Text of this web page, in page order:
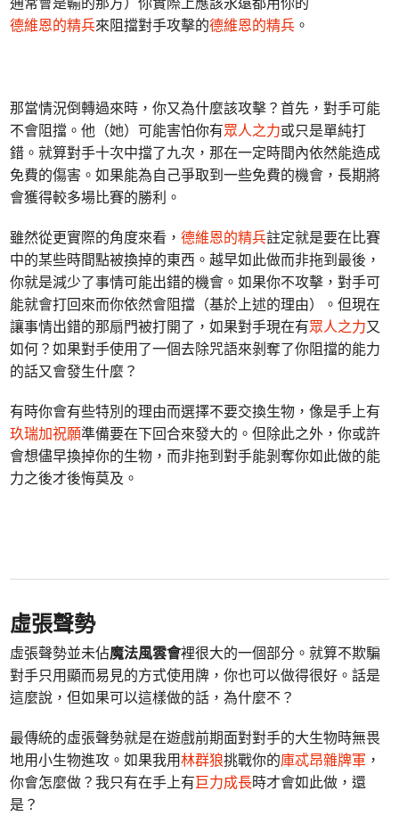
德維恩的精兵來阻擋對手攻擊的德維恩的精兵 。
那當情況倒轉過來時，你又為什麼該攻擊？首先，對手可能
不會阻擋。他（她）可能害怕你有眾人之力或只是單純打
錯。就算對手十次中擋了九次，那在一定時間內依然能造成
免費的傷害。如果能為自己爭取到一些免費的機會，長期將
會獲得較多場比賽的勝利。
雖然從更實際的角度來看，德維恩的精兵註定就是要在比賽
中的某些時間點被換掉的東西。越早如此做而非拖到最後，
你就是減少了事情可能出錯的機會。如果你不攻擊，對手可
能就會打回來而你依然會阻擋（基於上述的理由）。但現在
讓事情出錯的那扇門被打開了，如果對手現在有眾人之力又
如何？如果對手使用了一個去除咒語來剝奪了你阻擋的能力
的話又會發生什麼？
有時你會有些特別的理由而選擇不要交換生物，像是手上有
玖瑞加祝願準備要在下回合來發大的。但除此之外，你或許
會想儘早換掉你的生物，而非拖到對手能剝奪你如此做的能
力之後才後悔莫及。
虛張聲勢
虛張聲勢並未佔魔法風雲會裡很大的一個部分。就算不欺騙
對手只用顯而易見的方式使用牌，你也可以做得很好。話是
這麼說，但如果可以這樣做的話，為什麼不？
最傳統的虛張聲勢就是在遊戲前期面對對手的大生物時無畏
地用小生物進攻。如果我用林群狼挑戰你的庫忒昂雜牌軍 ，
你會怎麼做？我只有在手上有巨力成長時才會如此做，還
是？